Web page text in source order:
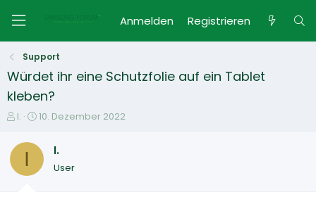
Anmelden Registrieren
Support
Würdet ihr eine Schutzfolie auf ein Tablet
kleben?
E
s
e
I.
E
s
e
10. Dezember 2022
I I.
User